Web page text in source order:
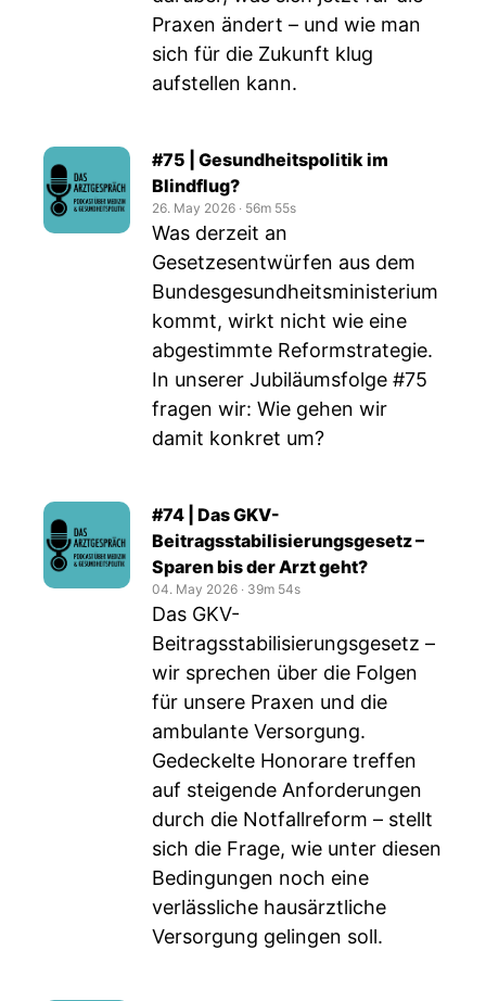
Praxen ändert – und wie man
sich für die Zukunft klug
aufstellen kann.
#75 | Gesundheitspolitik im
Blindflug?
26. May 2026 ‧ 56m 55s
Was derzeit an
Gesetzesentwürfen aus dem
Bundesgesundheitsministerium
kommt, wirkt nicht wie eine
abgestimmte Reformstrategie.
In unserer Jubiläumsfolge #75
fragen wir: Wie gehen wir
damit konkret um?
#74 | Das GKV-
Beitragsstabilisierungsgesetz –
Sparen bis der Arzt geht?
04. May 2026 ‧ 39m 54s
Das GKV-
Beitragsstabilisierungsgesetz –
wir sprechen über die Folgen
für unsere Praxen und die
ambulante Versorgung.
Gedeckelte Honorare treffen
auf steigende Anforderungen
durch die Notfallreform – stellt
sich die Frage, wie unter diesen
Bedingungen noch eine
verlässliche hausärztliche
Versorgung gelingen soll.